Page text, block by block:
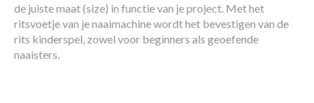
de juiste maat (size) in functie van je project. Met het
ritsvoetje van je naaimachine wordt het bevestigen van de
rits kinderspel, zowel voor beginners als geoefende
naaisters.